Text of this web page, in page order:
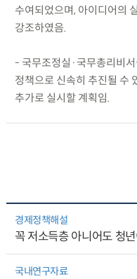
수여되었으며, 아이디어의
강조하였음.
- 국무조정실·국무총리비
정책으로 신속히 추진될 수
추가로 실시할 계획임.
경제정책해설
꼭 저소득층 아니어도 청
국내연구자료